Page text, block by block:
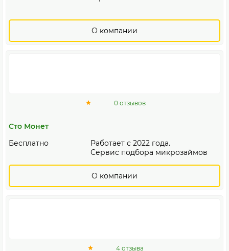
О компании
0 отзывов
Сто Монет
Бесплатно
Работает с 2022 года.
Сервис подбора микрозаймов
О компании
4 отзыва